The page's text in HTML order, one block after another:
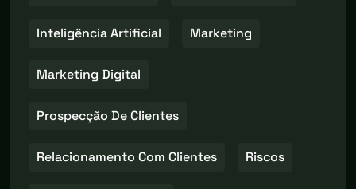
Inteligência Artificial Marketing
Marketing Digital
Prospecção De Clientes
Relacionamento Com Clientes Riscos